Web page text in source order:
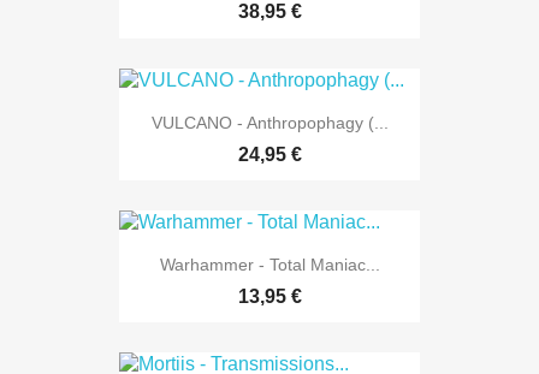
38,95 €
VULCANO - Anthropophagy (...
24,95 €
Warhammer - Total Maniac...
13,95 €